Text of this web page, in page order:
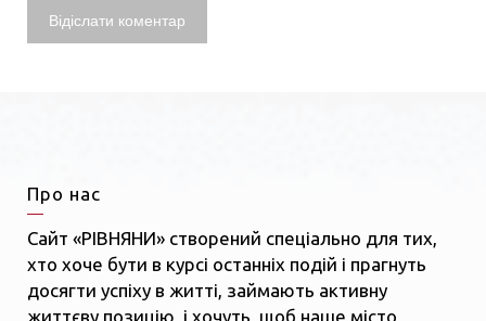
Про нас
Сайт «РІВНЯНИ» створений спеціально для тих,
хто хоче бути в курсі останніх подій і прагнуть
досягти успіху в житті, займають активну
життєву позицію, і хочуть, щоб наше місто